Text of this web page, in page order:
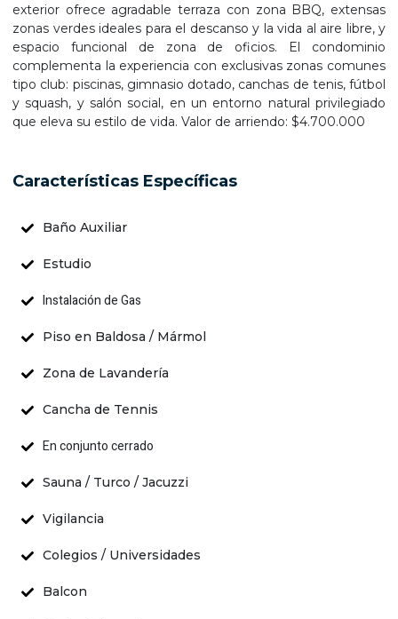
exterior ofrece agradable terraza con zona BBQ, extensas
zonas verdes ideales para el descanso y la vida al aire libre, y
espacio funcional de zona de oficios. El condominio
complementa la experiencia con exclusivas zonas comunes
tipo club: piscinas, gimnasio dotado, canchas de tenis, fútbol
y squash, y salón social, en un entorno natural privilegiado
que eleva su estilo de vida. Valor de arriendo: $4.700.000
Características Específicas
Baño Auxiliar
Estudio
Instalación de Gas
Piso en Baldosa / Mármol
Zona de Lavandería
Cancha de Tennis
En conjunto cerrado
Sauna / Turco / Jacuzzi
Vigilancia
Colegios / Universidades
Balcon